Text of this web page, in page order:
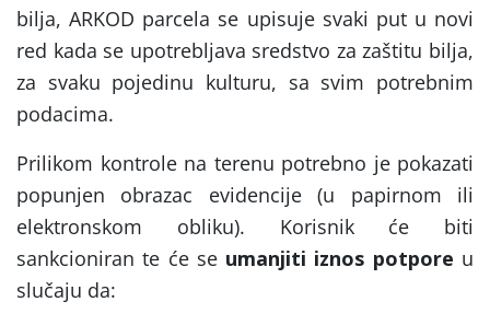
bilja, ARKOD parcela se upisuje svaki put u novi
red kada se upotrebljava sredstvo za zaštitu bilja,
za svaku pojedinu kulturu, sa svim potrebnim
podacima.
Prilikom kontrole na terenu potrebno je pokazati
popunjen obrazac evidencije (u papirnom ili
elektronskom obliku). Korisnik će biti
sankcioniran te će se umanjiti iznos potpore u
slučaju da: